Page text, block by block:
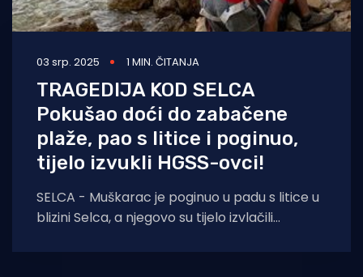
03 srp. 2025 1 MIN. ČITANJA
TRAGEDIJA KOD SELCA
Pokušao doći do zabačene
plaže, pao s litice i poginuo,
tijelo izvukli HGSS-ovci!
SELCA - Muškarac je poginuo u padu s litice u
blizini Selca, a njegovo su tijelo izvlačili